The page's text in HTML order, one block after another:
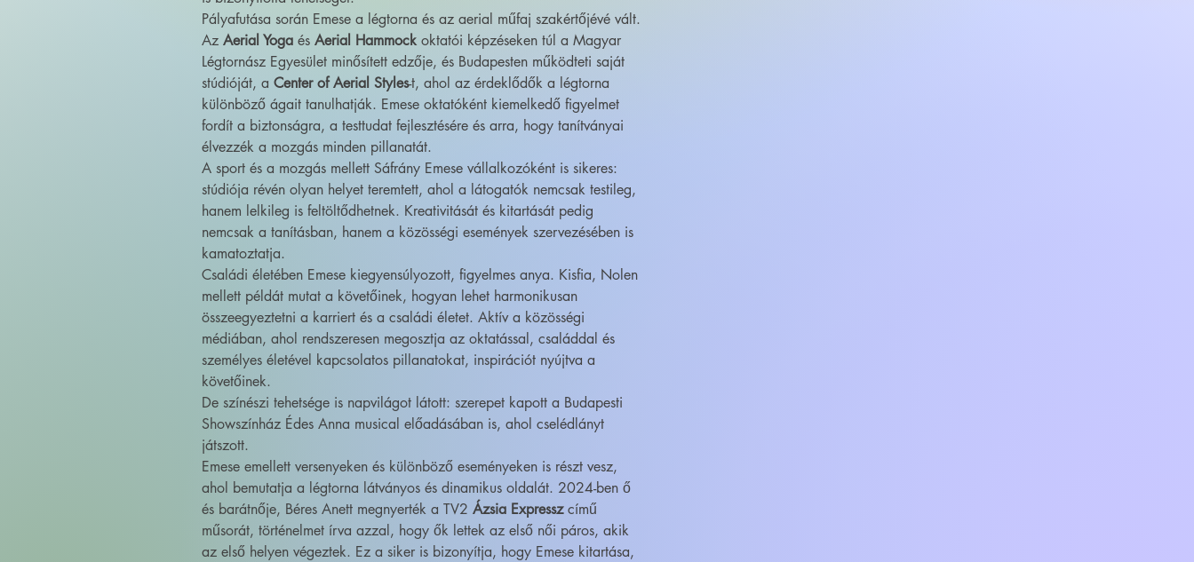
Pályafutása során Emese a légtorna és az aerial műfaj szakértőjévé vált.
Az Aerial Yoga és Aerial Hammock oktatói képzéseken túl a Magyar
Légtornász Egyesület minősített edzője, és Budapesten működteti saját
stúdióját, a Center of Aerial Styles-t, ahol az érdeklődők a légtorna
különböző ágait tanulhatják. Emese oktatóként kiemelkedő figyelmet
fordít a biztonságra, a testtudat fejlesztésére és arra, hogy tanítványai
élvezzék a mozgás minden pillanatát.
A sport és a mozgás mellett Sáfrány Emese vállalkozóként is sikeres:
stúdiója révén olyan helyet teremtett, ahol a látogatók nemcsak testileg,
hanem lelkileg is feltöltődhetnek. Kreativitását és kitartását pedig
nemcsak a tanításban, hanem a közösségi események szervezésében is
kamatoztatja.
Családi életében Emese kiegyensúlyozott, figyelmes anya. Kisfia, Nolen
mellett példát mutat a követőinek, hogyan lehet harmonikusan
összeegyeztetni a karriert és a családi életet. Aktív a közösségi
médiában, ahol rendszeresen megosztja az oktatással, családdal és
személyes életével kapcsolatos pillanatokat, inspirációt nyújtva a
követőinek.
De színészi tehetsége is napvilágot látott: szerepet kapott a Budapesti
Showszínház Édes Anna musical előadásában is, ahol cselédlányt
játszott.
Emese emellett versenyeken és különböző eseményeken is részt vesz,
ahol bemutatja a légtorna látványos és dinamikus oldalát. 2024-ben ő
és barátnője, Béres Anett megnyerték a TV2 Ázsia Expresszcímű
műsorát, történelmet írva azzal, hogy ők lettek az első női páros, akik
az első helyen végeztek. Ez a siker is bizonyítja, hogy Emese kitartása,